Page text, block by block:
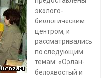
эколого-
биологическим
центром, и
рассматривались
по следующим
темам: «Орлан-
белохвостый и